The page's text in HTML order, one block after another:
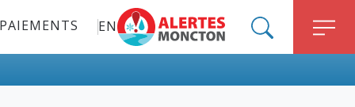
PAIEMENTS
EN
ALERT MONCTON
SEARCH